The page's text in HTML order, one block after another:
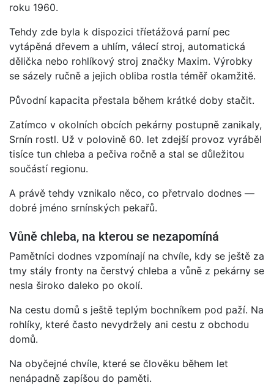
roku 1960.
Tehdy zde byla k dispozici tříetážová parní pec
vytápěná dřevem a uhlím, válecí stroj, automatická
dělička nebo rohlíkový stroj značky Maxim. Výrobky
se sázely ručně a jejich obliba rostla téměř okamžitě.
Původní kapacita přestala během krátké doby stačit.
Zatímco v okolních obcích pekárny postupně zanikaly,
Srnín rostl. Už v polovině 60. let zdejší provoz vyráběl
tisíce tun chleba a pečiva ročně a stal se důležitou
součástí regionu.
A právě tehdy vznikalo něco, co přetrvalo dodnes —
dobré jméno srnínských pekařů.
Vůně chleba, na kterou se nezapomíná
Pamětníci dodnes vzpomínají na chvíle, kdy se ještě za
tmy stály fronty na čerstvý chleba a vůně z pekárny se
nesla široko daleko po okolí.
Na cestu domů s ještě teplým bochníkem pod paží. Na
rohlíky, které často nevydržely ani cestu z obchodu
domů.
Na obyčejné chvíle, které se člověku během let
nenápadně zapíšou do paměti.